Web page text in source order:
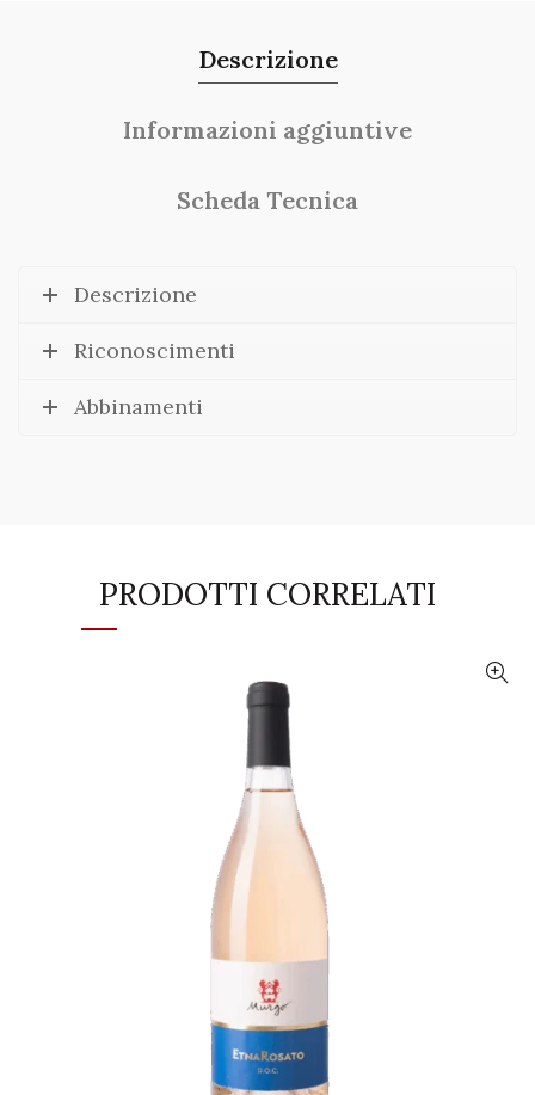
Descrizione
Informazioni aggiuntive
Scheda Tecnica
Descrizione
Riconoscimenti
Abbinamenti
PRODOTTI CORRELATI